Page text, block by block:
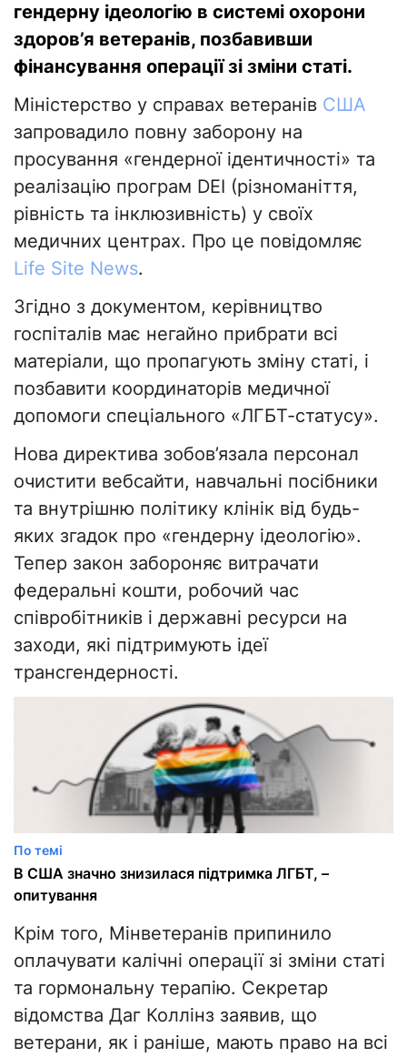
гендерну ідеологію в системі охорони
здоров’я ветеранів, позбавивши
фінансування операції зі зміни статі.
Міністерство у справах ветеранів США
запровадило повну заборону на
просування «гендерної ідентичності» та
реалізацію програм DEI (різноманіття,
рівність та інклюзивність) у своїх
медичних центрах. Про це повідомляє
Life Site News.
Згідно з документом, керівництво
госпіталів має негайно прибрати всі
матеріали, що пропагують зміну статі, і
позбавити координаторів медичної
допомоги спеціального «ЛГБТ-статусу».
Нова директива зобов’язала персонал
очистити вебсайти, навчальні посібники
та внутрішню політику клінік від будь-
яких згадок про «гендерну ідеологію».
Тепер закон забороняє витрачати
федеральні кошти, робочий час
співробітників і державні ресурси на
заходи, які підтримують ідеї
трансгендерності.
По темі
В США значно знизилася підтримка ЛГБТ, –
опитування
Крім того, Мінветеранів припинило
оплачувати калічні операції зі зміни статі
та гормональну терапію. Секретар
відомства Даг Коллінз заявив, що
ветерани, як і раніше, мають право на всі